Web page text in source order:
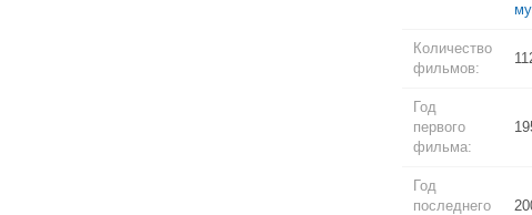
Количество
фильмов:
Год
первого
фильма:
Год
последнего